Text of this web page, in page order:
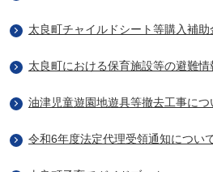
太良町チャイルドシート等購入補助
太良町における保育施設等の避難
油津児童遊園地遊具等撤去工事に
令和6年度法定代理受領通知につい